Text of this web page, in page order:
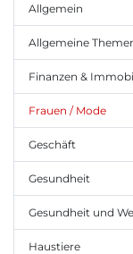
Allgemein
Allgemeine
Finanzen &
Frauen / Mode
Geschäft
Gesundheit
Gesundheit und
Haustiere